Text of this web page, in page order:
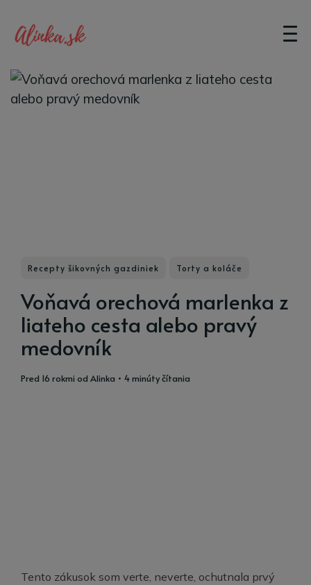
Recepty šikovných gazdiniek Torty a koláče
Voňavá orechová marlenka z
liateho cesta alebo pravý
medovník
pred 16 rokmi od Alinka • 4 minúty čítania
Tento zákusok som verte, neverte, ochutnala prvý